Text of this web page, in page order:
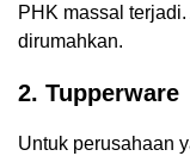
PHK massal
dirumahkan.
2. Tupperware
Untuk perusahaan